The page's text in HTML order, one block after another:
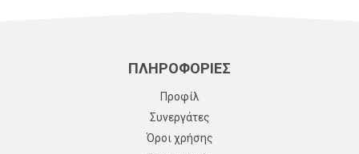
ΠΛΗΡΟΦΟΡΙΕΣ
Προφίλ
Συνεργάτες
Όροι χρήσης